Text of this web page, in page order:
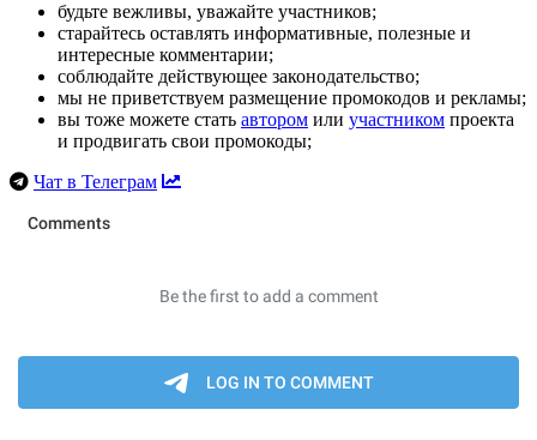
будьте вежливы, уважайте участников;
старайтесь оставлять информативные, полезные и
интересные комментарии;
соблюдайте действующее законодательство;
мы не приветствуем размещение промокодов и рекламы;
вы тоже можете стать автором или участником проекта
и продвигать свои промокоды;
Чат в Телеграм